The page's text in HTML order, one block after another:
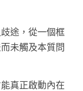
途，從一個框
未觸及本質問
真正啟動內在